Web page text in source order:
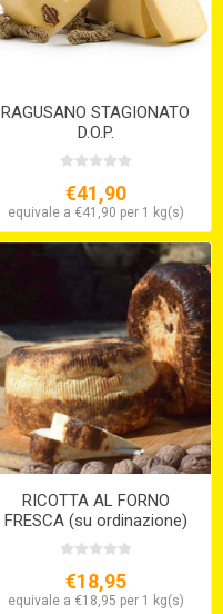
RAGUSANO STAGIONATO
D.O.P.
€41,90
equivale a €41,90 per 1 kg(s)
RICOTTA AL FORNO
FRESCA (su ordinazione)
€18,95
equivale a €18,95 per 1 kg(s)